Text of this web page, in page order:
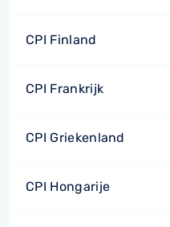
CPI Finland
CPI Frankrijk
CPI Griekenland
CPI Hongarije